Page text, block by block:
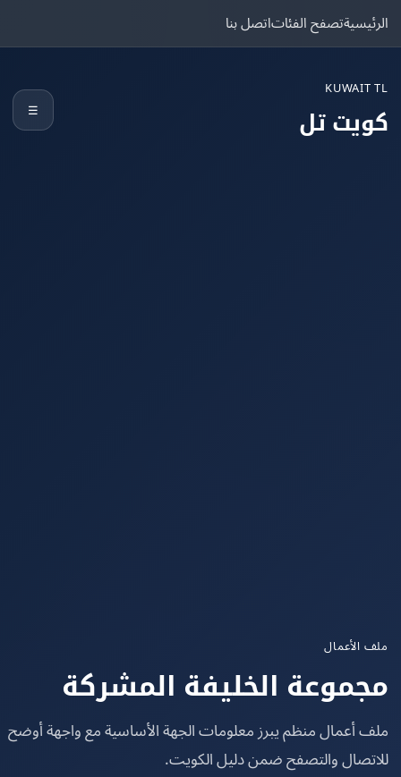
تصفح الفئاتاتصل بنا
تل
الخليفة المشركة
منظم يبرز معلومات الجهة الأساسية مع واجهة أوضح
والتصفح ضمن دليل الكويت.